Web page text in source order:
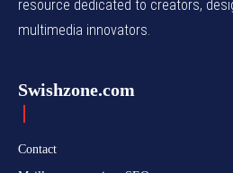
resource dedicated to creators,
multimedia innovators.
Swishzone.com
Contact